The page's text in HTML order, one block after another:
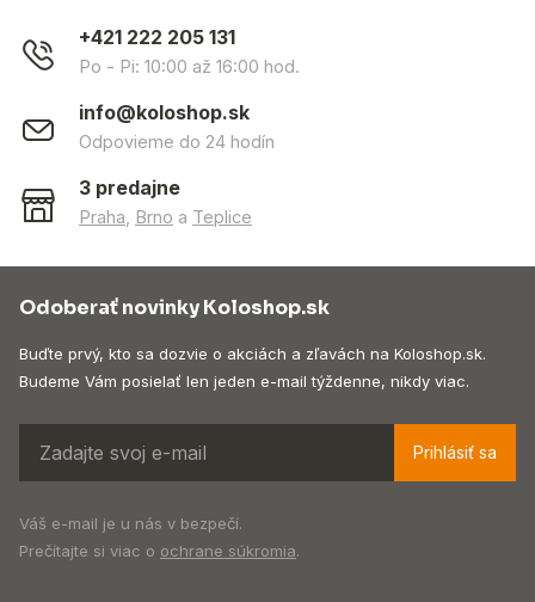
+421 222 205 131
Po - Pi: 10:00 až 16:00 hod.
info@koloshop.sk
Odpovieme do 24 hodín
3 predajne
Praha Brno a Teplice
Odoberať novinky Koloshop.sk
Buďte prvý, kto sa dozvie o akciách a zľavách na Koloshop.sk.
Budeme Vám posielať len jeden e-mail týždenne, nikdy viac.
Prihlásiť sa
Váš e-mail je u nás v bezpečí.
Prečítajte si viac o ochrane súkromia.